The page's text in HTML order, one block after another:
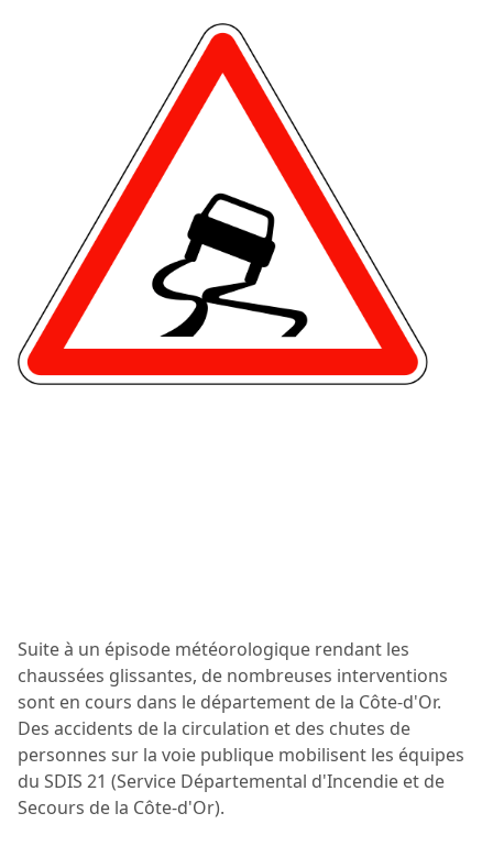
Suite à un épisode météorologique rendant les
chaussées glissantes, de nombreuses interventions
sont en cours dans le département de la Côte-d'Or.
Des accidents de la circulation et des chutes de
personnes sur la voie publique mobilisent les équipes
du SDIS 21 (Service Départemental d'Incendie et de
Secours de la Côte-d'Or).